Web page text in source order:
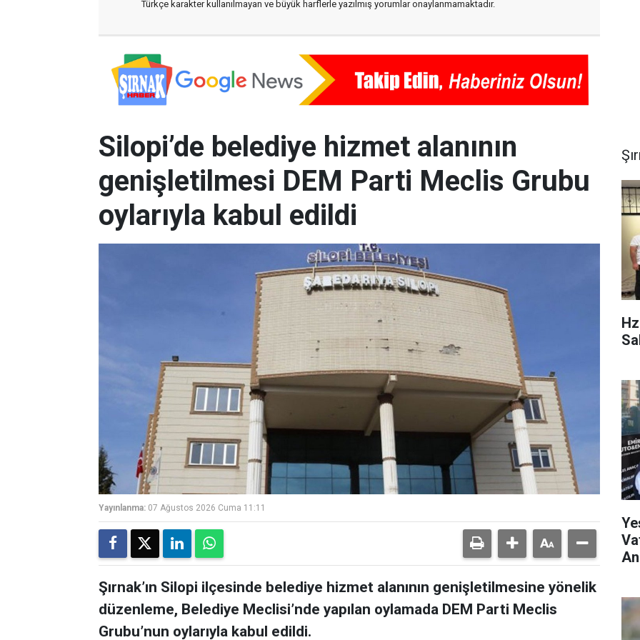
Türkçe karakter kullanılmayan ve büyük harflerle yazılmış yorumlar onaylanmamaktadır.
Silopi’de belediye hizmet alanının
genişletilmesi DEM Parti Meclis Grubu
oylarıyla kabul edildi
Yayınlanma: 07 Ağustos 2026 Cuma 11:11
Şırnak’ın Silopi ilçesinde belediye hizmet alanının genişletilmesine yönelik
düzenleme, Belediye Meclisi’nde yapılan oylamada DEM Parti Meclis
Grubu’nun oylarıyla kabul edildi.